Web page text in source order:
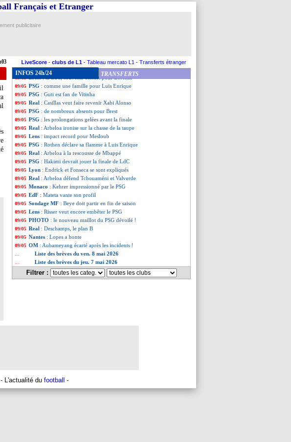
Français et Etranger
publicitaire
LiveScore - clubs de L1 - Tableau mercato L1 - Transferts étranger
INFOS 24h/24 TRANSFERTS
09/05 PSG: Luis Enrique a toujours senti du soutien
09/05 All.: Leipzig en LdC, le choc pour Stuttgart
09/05 Lille: Genesio reste flou sur son avenir
09/05 PSG: le plan avec Safonov, Enrique esquive
09/05 Ang.: Chelsea stoppe l'hémorragie
: la LdC, souvenir éternel pour Lorenzi
09/05 PSG : comme une famille pour Luis Enrique
09/05 PSG : Guti est fan de Vitinha
09/05 Real : Casillas veut faire revenir Xabi Alonso
09/05 PSG : de nombreux absents pour Brest
09/05 PSG : les prolongations gelées avant la finale
09/05 Real : Arbeloa ironise sur la chasse de la taupe
09/05 Lens : impact record pour Mesloub
09/05 PSG : Rothen déclare sa flamme à Luis Enrique
09/05 Real : Arbeloa à la rescousse de Mbappé
09/05 PSG : Hakimi devrait jouer la finale de LdC
09/05 Lyon : Endrick et Fonseca se sont expliqués
09/05 Real : Arbeloa défend Tchouaméni et Valverde
09/05 Monaco : Kehrer impressionné par le PSG
09/05 EdF : Mateta vante son profil
09/05 Sondage MF : Beye doit partir en fin de saison
09/05 Lens : Risser veut encore embêter le PSG
09/05 PHOTO : le nouveau maillot du PSG dévoilé !
09/05 Real : Deschamps, le plan B
09/05 Nantes : Lopes a honte
09/05 OM : Aubameyang écarté après les incidents !
Liste des brèves du ven. 8 mai 2026
Liste des brèves du jeu. 7 mai 2026
Filtrer :
- L'actualité du football -